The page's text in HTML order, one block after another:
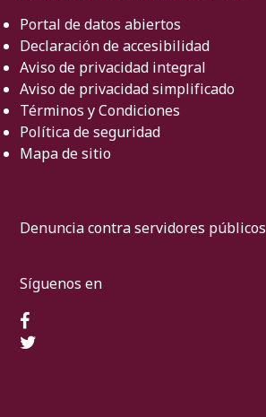
Portal de datos abiertos
Declaración de accesibilidad
Aviso de privacidad integral
Aviso de privacidad simplificado
Términos y Condiciones
Política de seguridad
Mapa de sitio
Denuncia contra servidores públicos
Síguenos en